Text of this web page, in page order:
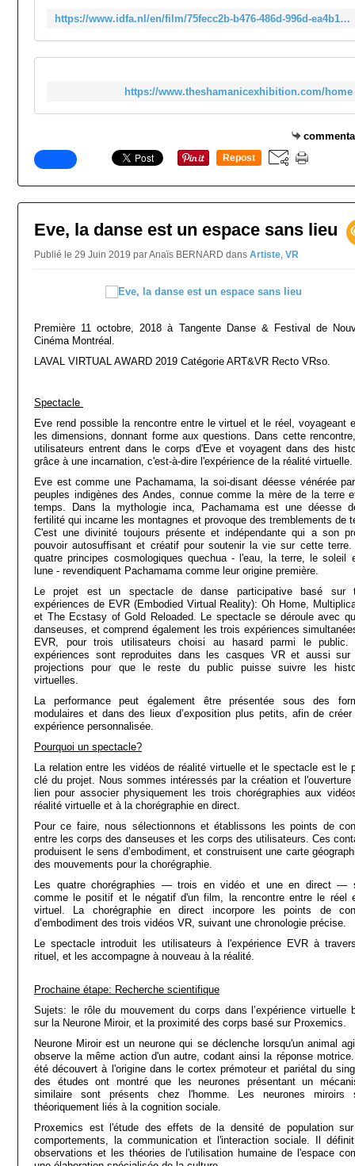
https://www.idfa.nl/en/film/75fecc2b-b476-486d-996d-ea4b1005537d/ayahuasca-kosmik-journey-dome-experience
https://www.theshamanicexhibition.com/home
Repost
Eve, la danse est un espace sans lieu
Publié le 29 Juin 2019 par Anaïs BERNARD dans Artiste, VR
Première 11 octobre, 2018 à Tangente Danse & Festival de
Cinéma Montréal.
LAVAL VIRTUAL AWARD 2019 Catégorie ART&VR Recto VRso.
Spectacle
Eve rend possible la rencontre entre le virtuel et le réel, voyageant
les dimensions, donnant forme aux questions. Dans cette
utilisateurs entrent dans le corps d'Eve et voyagent dans des
grâce à une incarnation, c'est-à-dire l'expérience de la réalité virtuelle.
Eve est comme une Pachamama, la soi-disant déesse vénérée
peuples indigènes des Andes, connue comme la mère de la terre
temps. Dans la mythologie inca, Pachamama est une déesse
fertilité qui incarne les montagnes et provoque des tremblements de
C'est une divinité toujours présente et indépendante qui a son
pouvoir autosuffisant et créatif pour soutenir la vie sur cette terre.
quatre principes cosmologiques quechua - l'eau, la terre, le soleil
lune - revendiquent Pachamama comme leur origine première.
Le projet est un spectacle de danse participative basé sur
expériences de EVR (Embodied Virtual Reality): Oh Home,
et The Ecstasy of Gold Reloaded. Le spectacle se déroule avec
danseuses, et comprend également les trois expériences
EVR, pour trois utilisateurs choisi au hasard parmi le public.
expériences sont reproduites dans les casques VR et aussi sur
projections pour que le reste du public puisse suivre les
virtuelles.
La performance peut également être présentée sous des
modulaires et dans des lieux d’exposition plus petits, afin de créer
expérience personnalisée.
Pourquoi un spectacle?
La relation entre les vidéos de réalité virtuelle et le spectacle est le
clé du projet. Nous sommes intéressés par la création et l'ouverture
lien pour associer physiquement les trois chorégraphies aux
réalité virtuelle et à la chorégraphie en direct.
Pour ce faire, nous sélectionnons et établissons les points de
entre les corps des danseuses et les corps des utilisateurs. Ces
produisent le sens d’embodiment, et construisent une carte
des mouvements pour la chorégraphie.
Les quatre chorégraphies — trois en vidéo et une en direct —
comme le positif et le négatif d'un film, la rencontre entre le réel
virtuel. La chorégraphie en direct incorpore les points de
d’embodiment des trois vidéos VR, suivant une chronologie précise.
Le spectacle introduit les utilisateurs à l'expérience EVR à
rituel, et les accompagne à nouveau à la réalité.
Prochaine étape: Recherche scientifique
Sujets: le rôle du mouvement du corps dans l’expérience virtuelle
sur la Neurone Miroir, et la proximité des corps basé sur Proxemics.
Neurone Miroir est un neurone qui se déclenche lorsqu'un animal
observe la même action d'un autre, codant ainsi la réponse
été découvert à l'origine dans le cortex prémoteur et pariétal du
des études ont montré que les neurones présentant un
similaire sont présents chez l'homme. Les neurones miroirs
théoriquement liés à la cognition sociale.
Proxemics est l'étude des effets de la densité de population
comportements, la communication et l'interaction sociale. Il
observations et les théories de l'utilisation humaine de l'espace